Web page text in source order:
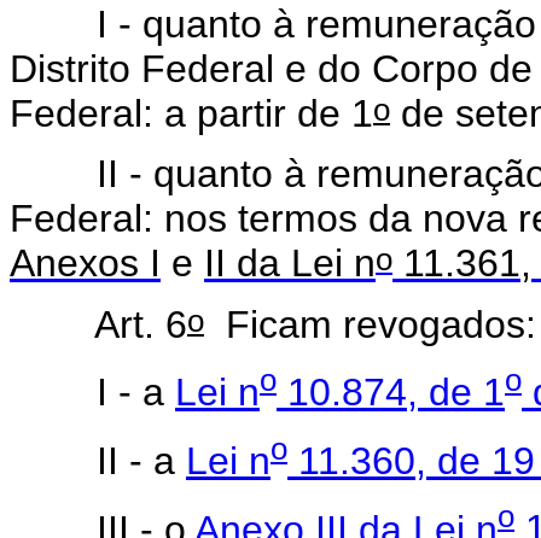
I - quanto à remuneração
Distrito Federal e do Corpo
Federal: a partir de 1o de
II - quanto à remuneração
Federal: nos termos da nova
Anexos I e II da Lei no
Art. 6o Ficam
I - a Lei no 10.874, de 1o
II - a Lei no 11.360, de
III - o Anexo III da Lei no